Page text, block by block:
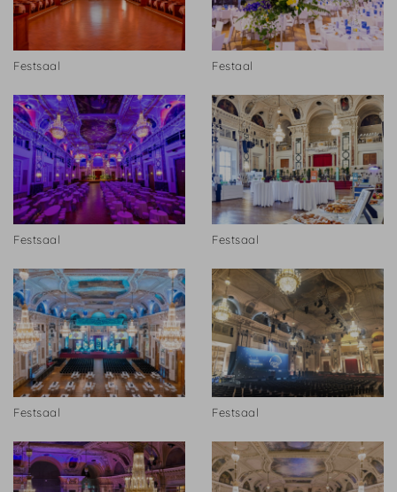
Festsaal Festaal
Festsaal Festsaal
Festsaal Festsaal